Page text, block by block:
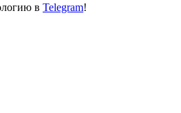
в Telegram!